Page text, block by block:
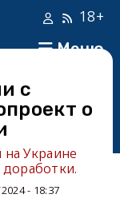
Меню
18+
с
о
Украине
- 18:37